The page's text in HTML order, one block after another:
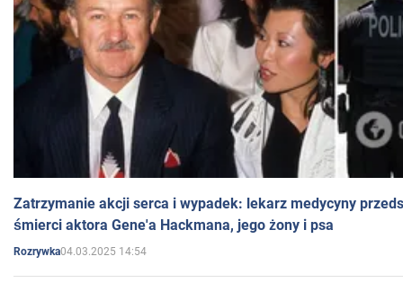
Zatrzymanie akcji serca i wypadek: lekarz medycyny
śmierci aktora Gene'a Hackmana, jego żony i psa
Rozrywka04.03.2025 14:54